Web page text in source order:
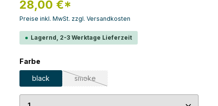
28,00 €*
Preise inkl. MwSt. zzgl. Versandkosten
Lagernd, 2-3 Werktage Lieferzeit
Farbeauswählen
black smoke
(Diese Option ist zurzeit nicht verfügbar.)
Produkt Anzahl: Gib den gewünschten Wert